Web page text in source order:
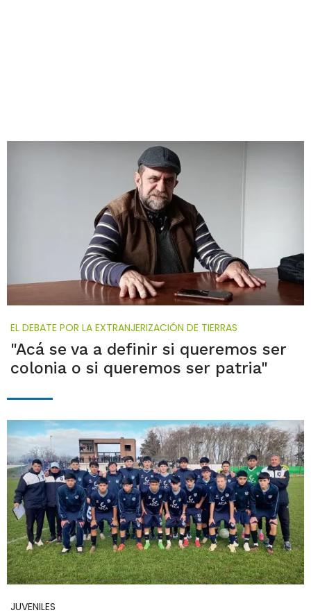
EL DEBATE POR LA EXTRANJERIZACIÓN DE TIERRAS
"Acá se va a definir si queremos ser
colonia o si queremos ser patria"
JUVENILES